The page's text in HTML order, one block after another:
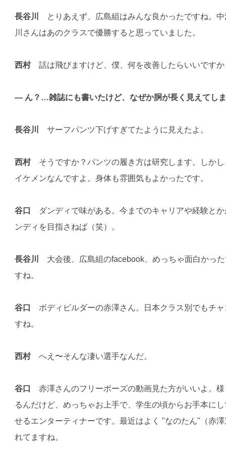
長谷川
とりあえず、広島組はみんな良かったですね。
川さんはあのクラスで優勝すると思っていました。
西村話は飛びますけど、僕、何を改善したらいいですか
— ん？…雑誌にも書いたけど、なぜか胴が長く見えてし
長谷川 サーフパンツ下げすぎてたように見えたよ。
西村そうですか？パンツの履き方は研究します。しか
イケメンなんですよ。身体も雰囲気もよかったです。
谷口
ダンディで味がある。今までのキャリアや経験と
ンディを目指さねば（笑）。
長谷川
大会後、広島組のfacebook、めっちゃ面白かっ
すね。
谷口
ボディビルダーの赤澤さん。日本クラス別でもチ
すね。
西村へえ〜そんな凄い選手なんだ。
谷口
赤澤さんのフリーポーズの動画見た方がいいよ。
るんだけど、めっちゃお上手で、学生の頃からお手本に
せるエンターティナーです。最近はよく "なのたん"（赤
れてますね。